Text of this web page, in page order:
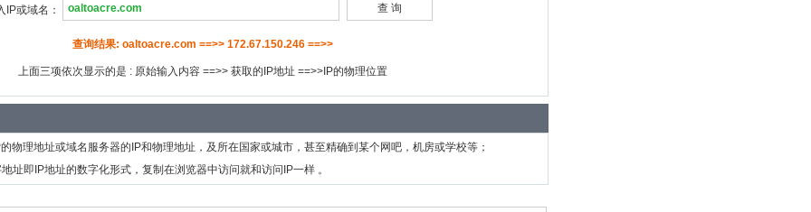
IP或域名：
查询结果: oaltoacre.com ==>> 172.67.150.246 ==>>
上面三项依次显示的是 : 原始输入内容 ==>> 获取的IP地址 ==>>IP的物理位置
物理地址或域名服务器的IP和物理地址，及所在国家或城市，甚至精确到某个网吧，机房或学校等；
址即IP地址的数字化形式，复制在浏览器中访问就和访问IP一样 。